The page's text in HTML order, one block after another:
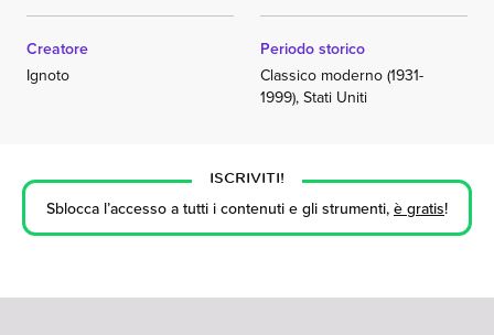
Creatore
Ignoto
Periodo storico
Classico moderno (1931-
1999), Stati Uniti
ISCRIVITI!
Sblocca l’accesso a tutti i contenuti e gli strumenti,è gratis!